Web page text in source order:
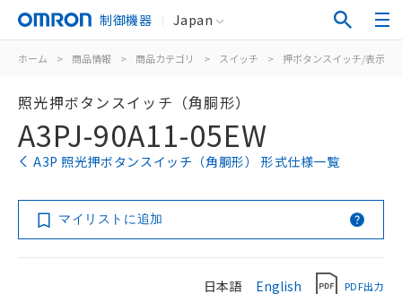
制御機器 Japan
ホーム > 商品情報 > 商品カテゴリ > スイッチ > 押ボタンスイッチ/表示灯
照光押ボタンスイッチ（角胴形）
A3PJ-90A11-05EW
A3P 照光押ボタンスイッチ（角胴形） 形式仕様一覧
マイリストに追加
日本語 English PDF出力